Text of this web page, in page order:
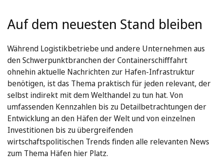
Auf dem neuesten Stand bleiben
Während Logistikbetriebe und andere Unternehmen aus
den Schwerpunktbranchen der Containerschifffahrt
ohnehin aktuelle Nachrichten zur Hafen-Infrastruktur
benötigen, ist das Thema praktisch für jeden relevant, der
selbst indirekt mit dem Welthandel zu tun hat. Von
umfassenden Kennzahlen bis zu Detailbetrachtungen der
Entwicklung an den Häfen der Welt und von einzelnen
Investitionen bis zu übergreifenden
wirtschaftspolitischen Trends finden alle relevanten News
zum Thema Häfen hier Platz.